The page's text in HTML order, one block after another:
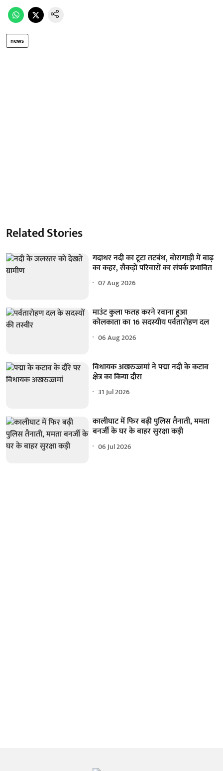
news
Related Stories
गदाधर नदी का टूटा तटबंध, बोरागाड़ी में बाढ़
का कहर, सैकड़ों परिवारों का संपर्क प्रभावित
07 Aug 2026
माउंट कुला फतह करने रवाना हुआ
कोलकाता का 16 सदस्यीय पर्वतारोहण दल
06 Aug 2026
विधायक अखरुज्जमां ने पद्मा नदी के कटाव
क्षेत्र का किया दौरा
31 Jul 2026
कालीघाट में फिर बढ़ी पुलिस तैनाती, ममता
बनर्जी के घर के बाहर सुरक्षा कड़ी
06 Jul 2026